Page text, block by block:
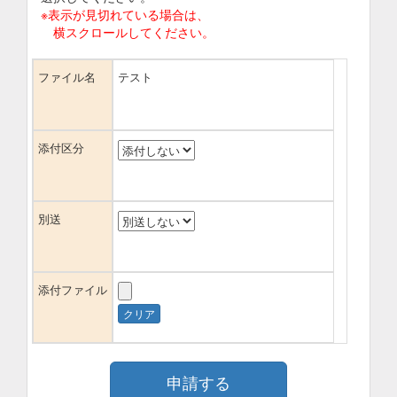
※表示が見切れている場合は、
横スクロールしてください。
ファイル名
添付区分
別送
添付ファイル
テスト